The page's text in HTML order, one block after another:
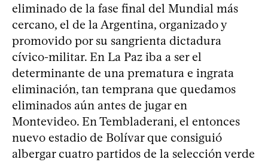
eliminado de la fase final del Mundial más
cercano, el de la Argentina, organizado y
promovido por su sangrienta dictadura
cívico-militar. En La Paz iba a ser el
determinante de una prematura e ingrata
eliminación, tan temprana que quedamos
eliminados aún antes de jugar en
Montevideo. En Tembladerani, el entonces
nuevo estadio de Bolívar que consiguió
albergar cuatro partidos de la selección verde